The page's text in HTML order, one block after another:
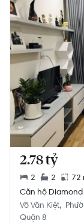
2.78 tỷ
2 2
72
Căn hộ Diamond
Võ Văn Kiệt
Quận 8